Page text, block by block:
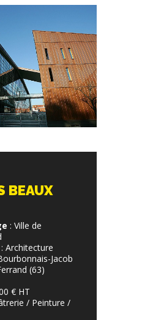
BEAUX
: Ville de
: Architecture
Jacob
(63)
€ HT
/ Peinture /